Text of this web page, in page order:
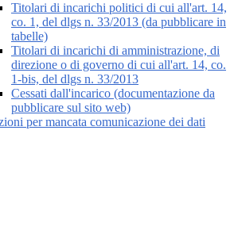
Titolari di incarichi politici di cui all'art. 14,
co. 1, del dlgs n. 33/2013 (da pubblicare in
tabelle)
Titolari di incarichi di amministrazione, di
direzione o di governo di cui all'art. 14, co.
1-bis, del dlgs n. 33/2013
Cessati dall'incarico (documentazione da
pubblicare sul sito web)
per mancata comunicazione dei dati